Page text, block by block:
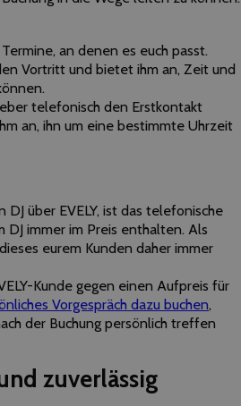
an denen es euch passt.
Vortritt und bietet ihm an, Zeit und
telefonisch den Erstkontakt
an, ihn um eine bestimmte Uhrzeit
DJ über EVELY, ist das telefonische
DJ immer im Preis enthalten. Als
eurem Kunden daher immer
Kunde gegen einen Aufpreis für
Vorgespräch dazu buchen,
der Buchung persönlich treffen
zuverlässig